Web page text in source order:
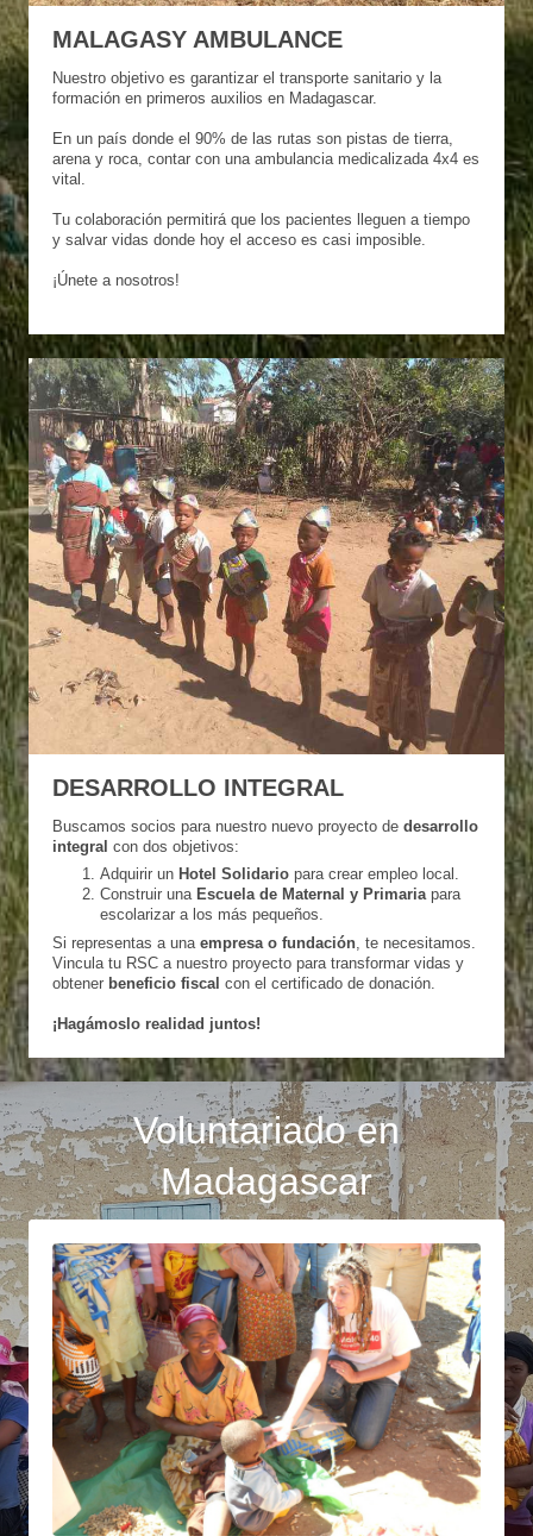
MALAGASY AMBULANCE
Nuestro objetivo es garantizar el transporte sanitario y la
formación en primeros auxilios en Madagascar.
En un país donde el 90% de las rutas son pistas de tierra,
arena y roca, contar con una ambulancia medicalizada 4x4 es
vital.
Tu colaboración permitirá que los pacientes lleguen a tiempo
y salvar vidas donde hoy el acceso es casi imposible.
¡Únete a nosotros!
DESARROLLO INTEGRAL
Buscamos socios para nuestro nuevo proyecto de desarrollo
integral con dos objetivos:
Adquirir un Hotel Solidario para crear empleo local.
Construir una Escuela de Maternal y Primariapara
escolarizar a los más pequeños.
Si representas a una empresa o fundación , te necesitamos.
Vincula tu RSC a nuestro proyecto para transformar vidas y
obtener beneficio fiscal con el certificado de donación.
¡Hagámoslo realidad juntos!
Voluntariado en
Madagascar